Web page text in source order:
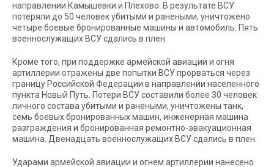
направлении Камышевки и Плехово. В результате ВСУ
потеряли до 50 человек убитыми и ранеными, уничтожено
четыре боевые бронированные машины и автомобиль. Пять
военнослужащих ВСУ сдались в плен.
Кроме того, при поддержке армейской авиации и огня
артиллерии отражены две попытки ВСУ прорваться через
границу Российской Федерации в направлении населенного
пункта Новый Путь. Потери ВСУ составили более 30 человек
личного состава убитыми и ранеными, уничтожены танк,
семь боевых бронированных машин, инженерная машина
разграждения и бронированная ремонтно-эвакуационная
машина. Двенадцать военнослужащих ВСУ сдались в плен.
Ударами армейской авиации и огнем артиллерии нанесено